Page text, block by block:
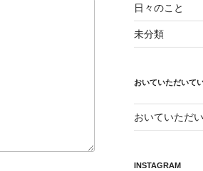
日々のこと
未分類
おいていただいて
おいていただ
INSTAGRAM